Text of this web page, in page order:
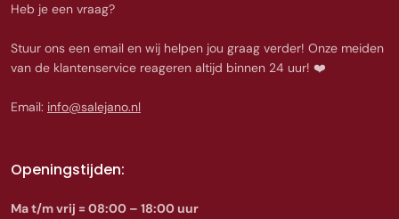
Heb je een vraag?
Stuur ons een email en wij helpen jou graag verder! Onze meiden
van de klantenservice reageren altijd binnen 24 uur! ❤️
Email: info@salejano.nl
Openingstijden:
Ma t/m vrij = 08:00 – 18:00 uur